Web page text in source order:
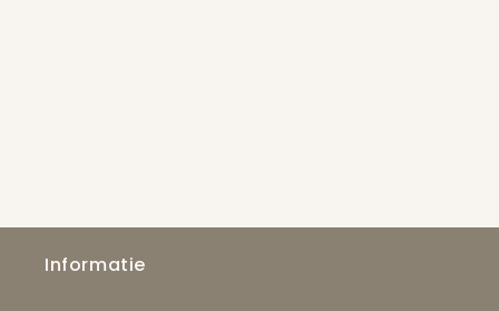
Informatie